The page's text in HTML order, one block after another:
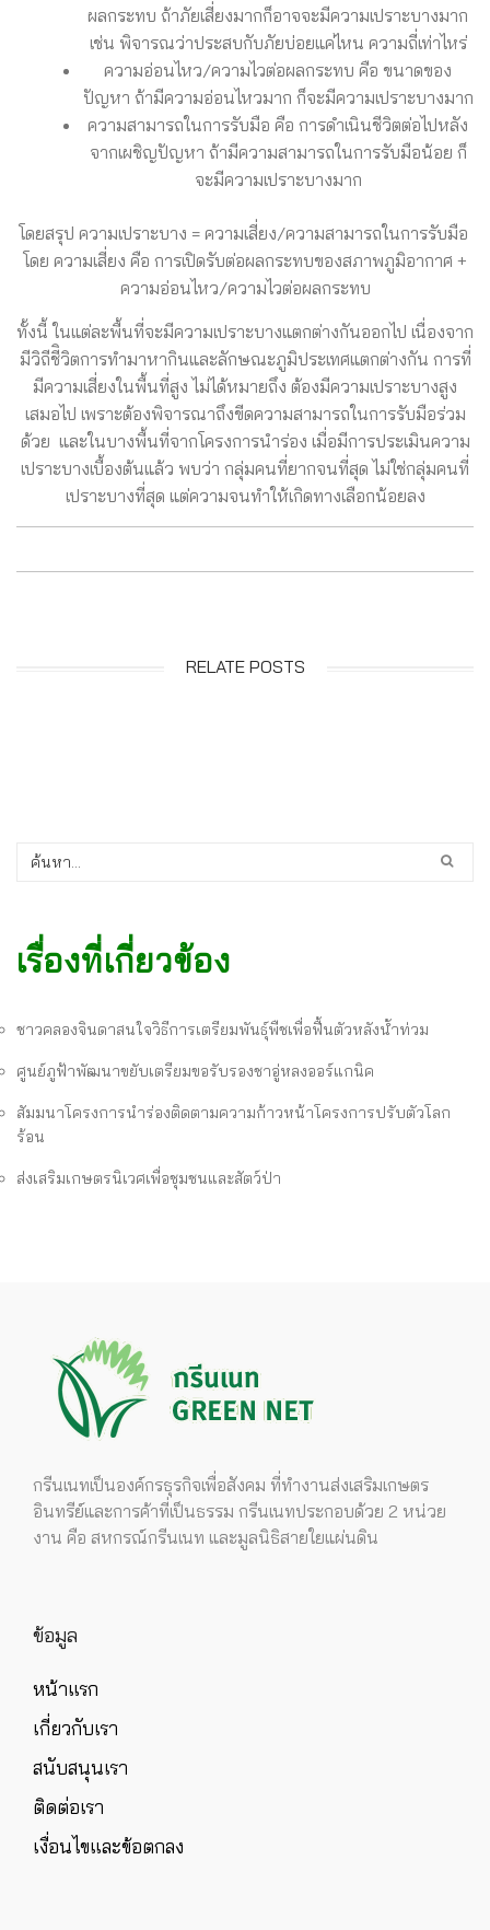
ผลกระทบ ถ้าภัยเสี่ยงมากก็อาจจะมีความเปราะบางมาก
เช่น พิจารณว่าประสบกับภัยบ่อยแค่ไหน ความถี่เท่าไหร่
ความอ่อนไหว/ความไวต่อผลกระทบ คือ ขนาดของ
ปัญหา ถ้ามีความอ่อนไหวมาก ก็จะมีความเปราะบางมาก
ความสามารถในการรับมือ คือ การดำเนินชีวิตต่อไปหลัง
จากเผชิญปัญหา ถ้ามีความสามารถในการรับมือน้อย ก็
จะมีความเปราะบางมาก
โดยสรุป ความเปราะบาง = ความเสี่ยง/ความสามารถในการรับมือ
โดย ความเสี่ยง คือ การเปิดรับต่อผลกระทบของสภาพภูมิอากาศ +
ความอ่อนไหว/ความไวต่อผลกระทบ
ทั้งนี้ ในแต่ละพื้นที่จะมีความเปราะบางแตกต่างกันออกไป เนื่องจาก
มีวิถีชีิวิตการทำมาหากินและลักษณะภูมิประเทศแตกต่างกัน การที่
มีความเสี่ยงในพื้นที่สูง ไม่ได้หมายถึง ต้องมีความเปราะบางสูง
เสมอไป เพราะต้องพิจารณาถึงขีดความสามารถในการรับมือร่วม
ด้วย และในบางพื้นที่จากโครงการนำร่อง เมื่อมีการประเมินความ
เปราะบางเบื้องต้นแล้ว พบว่า กลุ่มคนที่ยากจนที่สุด ไม่ใช่กลุ่มคนที่
เปราะบางที่สุด แต่ความจนทำให้เกิดทางเลือกน้อยลง
RELATE POSTS
เรื่องที่เกี่ยวข้อง
ชาวคลองจินดาสนใจวิธีการเตรียมพันธุ์พืชเพื่อฟื้นตัวหลังน้ำท่วม
ศูนย์ภูฟ้าพัฒนาขยับเตรียมขอรับรองชาอู่หลงออร์แกนิค
สัมมนาโครงการนำร่องติดตามความก้าวหน้าโครงการปรับตัวโลก
ร้อน
ส่งเสริมเกษตรนิเวศเพื่อชุมชนและสัตว์ป่า
กรีนเนทเป็นองค์กรธุรกิจเพื่อสังคม ที่ทำงานส่งเสริมเกษตร
อินทรีย์และการค้าที่เป็นธรรม กรีนเนทประกอบด้วย 2 หน่วย
งาน คือ สหกรณ์กรีนเนท และมูลนิธิสายใยแผ่นดิน
ข้อมูล
หน้าแรก
เกี่ยวกับเรา
สนับสนุนเรา
ติดต่อเรา
เงื่อนไขและข้อตกลง